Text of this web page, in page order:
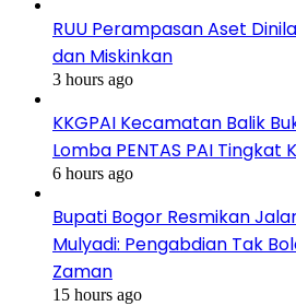
RUU Perampasan Aset
dan Miskinkan
3 hours ago
KKGPAI Kecamatan Balik
Lomba PENTAS PAI Tingkat
6 hours ago
Bupati Bogor Resmikan
Mulyadi: Pengabdian Tak
Zaman
15 hours ago